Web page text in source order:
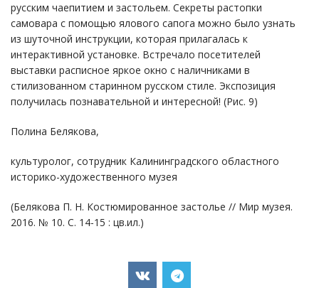
русским чаепитием и застольем. Секреты растопки
самовара с помощью ялового сапога можно было узнать
из шуточной инструкции, которая прилагалась к
интерактивной установке. Встречало посетителей
выставки расписное яркое окно с наличниками в
стилизованном старинном русском стиле. Экспозиция
получилась познавательной и интересной! (Рис. 9)
Полина Белякова,
культуролог, сотрудник Калининградского областного
историко-художественного музея
(Белякова П. Н. Костюмированное застолье // Мир музея.
2016. № 10. С. 14-15 : цв.ил.)